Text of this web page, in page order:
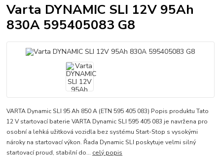
Varta DYNAMIC SLI 12V 95Ah
830A 595405083 G8
VARTA Dynamic SLI 95 Ah 850 A (ETN 595 405 083) Popis produktu Tato
12 V startovací baterie VARTA Dynamic SLI 595 405 083 je navržena pro
osobní a lehká užitková vozidla bez systému Start-Stop s vysokými
nároky na startovací výkon. Řada Dynamic SLI poskytuje velmi silný
startovací proud, stabilní do... celý popis